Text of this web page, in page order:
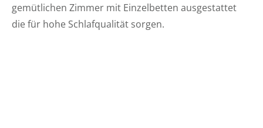
gemütlichen Zimmer mit Einzelbetten ausgestattet
die für hohe Schlafqualität sorgen.